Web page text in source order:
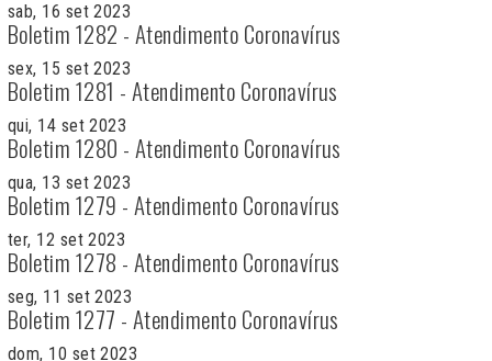
sab, 16 set 2023
Boletim 1282 - Atendimento Coronavírus
sex, 15 set 2023
Boletim 1281 - Atendimento Coronavírus
qui, 14 set 2023
Boletim 1280 - Atendimento Coronavírus
qua, 13 set 2023
Boletim 1279 - Atendimento Coronavírus
ter, 12 set 2023
Boletim 1278 - Atendimento Coronavírus
seg, 11 set 2023
Boletim 1277 - Atendimento Coronavírus
dom, 10 set 2023